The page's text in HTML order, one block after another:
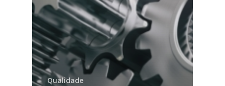
Qualidade